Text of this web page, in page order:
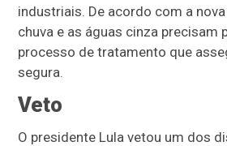
industriais. De acordo com a
chuva e as águas cinza precisam
processo de tratamento que
segura.
Veto
O presidente Lula vetou um dos